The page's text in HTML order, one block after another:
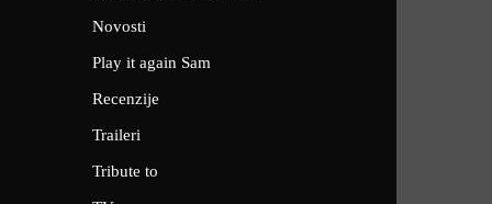
Novosti
Play it again Sam
Recenzije
Traileri
Tribute to